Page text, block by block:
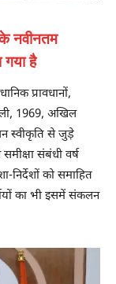
नवीनतम
गया है
प्रावधानों,
1969, अखिल
स्वीकृति से जुड़े
संबंधी वर्ष
निर्देशों को समाहित
का भी इसमें संकलन